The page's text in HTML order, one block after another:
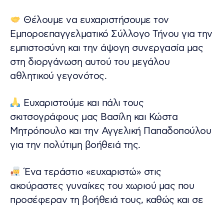
Θέλουμε να ευχαριστήσουμε τον
Εμποροεπαγγελματικό Σύλλογο Τήνου για την
εμπιστοσύνη και την άψογη συνεργασία μας
στη διοργάνωση αυτού του μεγάλου
αθλητικού γεγονότος.
Ευχαριστούμε και πάλι τους
σκιτσογράφους μας Βασίλη και Κώστα
Μητρόπουλο και την Αγγελική Παπαδοπούλου
για την πολύτιμη βοήθειά της.
Ένα τεράστιο «ευχαριστώ» στις
ακούραστες γυναίκες του χωριού μας που
προσέφεραν τη βοήθειά τους, καθώς και σε